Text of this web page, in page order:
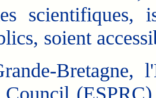
scientifiques,
soient
Bretagne,
Council